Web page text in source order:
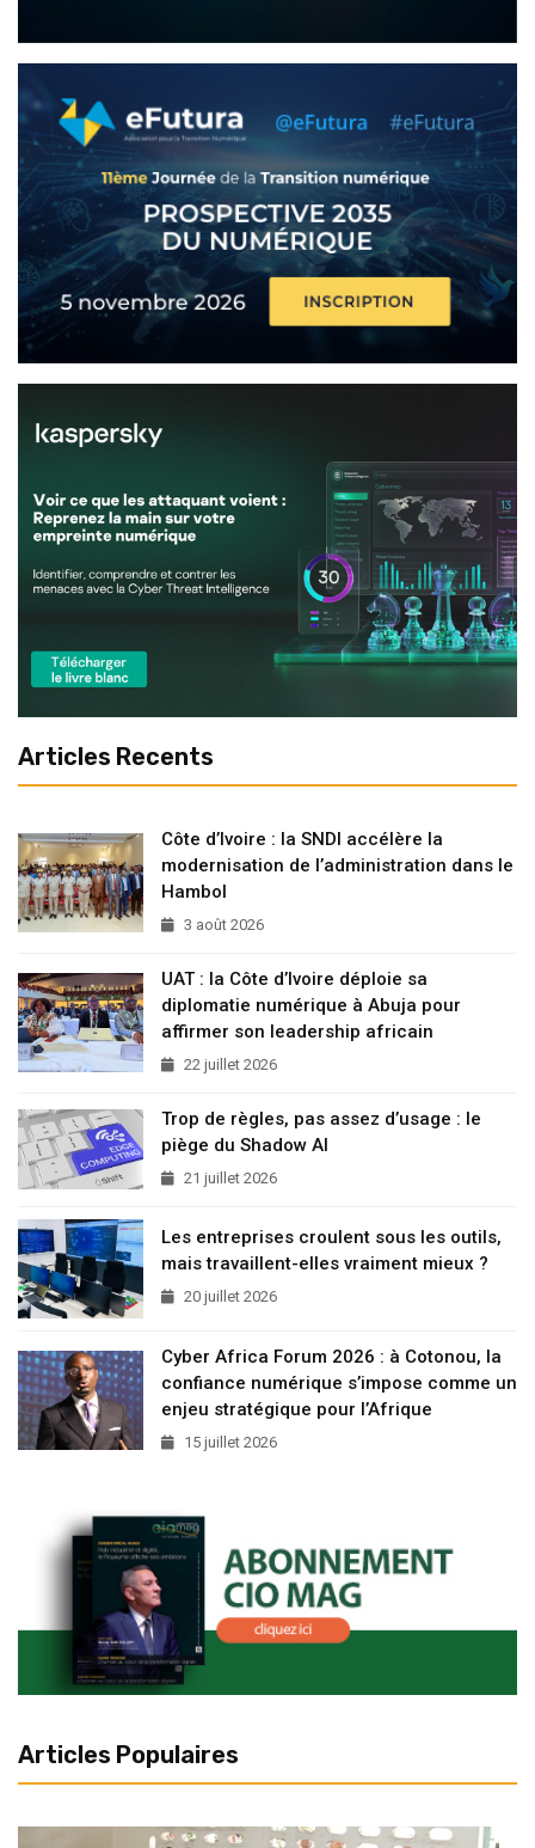
Articles Recents
Côte d’Ivoire : la SNDI accélère la
modernisation de l’administration dans le
Hambol
3 août 2026
UAT : la Côte d’Ivoire déploie sa
diplomatie numérique à Abuja pour
affirmer son leadership africain
22 juillet 2026
Trop de règles, pas assez d’usage : le
piège du Shadow AI
21 juillet 2026
Les entreprises croulent sous les outils,
mais travaillent-elles vraiment mieux ?
20 juillet 2026
Cyber Africa Forum 2026 : à Cotonou, la
confiance numérique s’impose comme un
enjeu stratégique pour l’Afrique
15 juillet 2026
Articles Populaires